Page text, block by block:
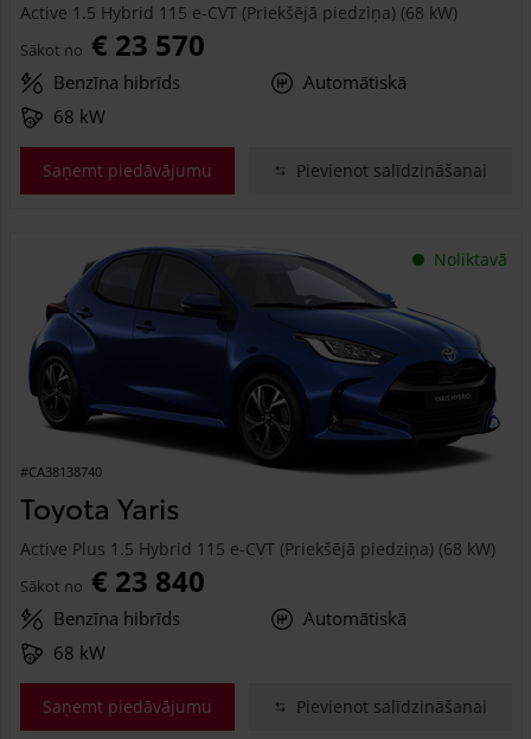
Active 1.5 Hybrid 115 e-CVT (Priekšējā piedziņa) (68 kW)
Sākot no € 23 570
Benzīna hibrīds
Automātiskā
68 kW
Saņemt piedāvājumu Pievienot salīdzināšanai
Noliktavā
#CA38138740
Toyota Yaris
Active Plus 1.5 Hybrid 115 e-CVT (Priekšējā piedziņa) (68 kW)
Sākot no € 23 840
Benzīna hibrīds
Automātiskā
68 kW
Saņemt piedāvājumu Pievienot salīdzināšanai